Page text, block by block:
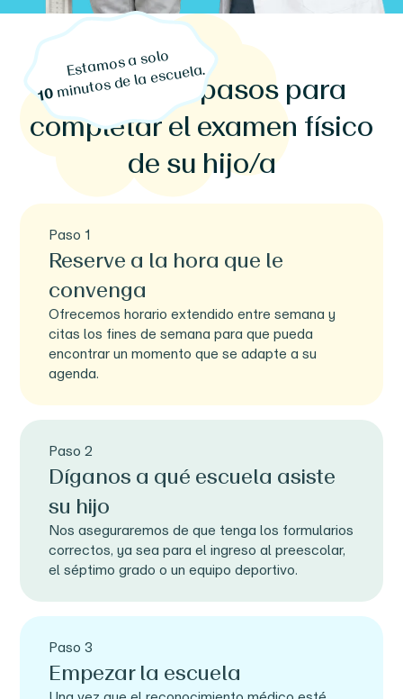
Estamos a solo
10minutos de la escuela.
3 sencillos pasos para
completar el examen físico
de su hijo/a
Paso 1
Reserve a la hora que le
convenga
Ofrecemos horario extendido entre semana y
citas los fines de semana para que pueda
encontrar un momento que se adapte a su
agenda.
Paso 2
Díganos a qué escuela asiste
su hijo
Nos aseguraremos de que tenga los formularios
correctos, ya sea para el ingreso al preescolar,
el séptimo grado o un equipo deportivo.
Paso 3
Empezar la escuela